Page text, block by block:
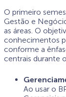
O primeiro
Gestão e
as áreas. O
conhecimentos
conforme a
centrais durante
Ao usar o